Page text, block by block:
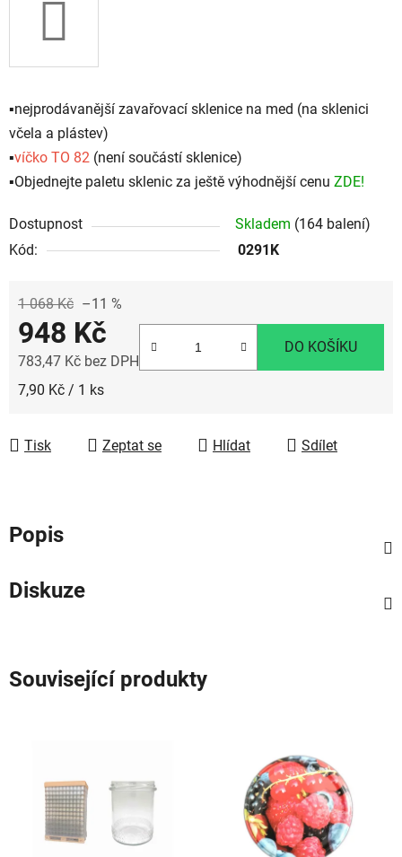
▪️nejprodávanější zavařovací sklenice na med (na sklenici
včela a plástev)
▪️víčko TO 82 (není součástí sklenice)
▪️Objednejte paletu sklenic za ještě výhodnější cenu ZDE!
Dostupnost Skladem (164 balení)
Kód:
0291K
1 068 Kč –11 %
948 Kč
783,47 Kč bez DPH
Měrná cena:
7,90 Kč / 1 ks
DO KOŠÍKU
Tisk Zeptat se Hlídat Sdílet
Popis
Diskuze
Související produkty